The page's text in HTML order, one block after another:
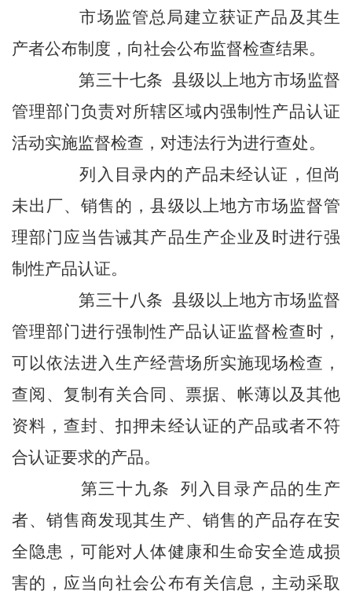
市场监管总局建立获证产品及其生
产者公布制度，向社会公布监督检查结果。
第三十七条 县级以上地方市场监督
管理部门负责对所辖区域内强制性产品认证
活动实施监督检查，对违法行为进行查处。
列入目录内的产品未经认证，但尚
未出厂、销售的，县级以上地方市场监督管
理部门应当告诫其产品生产企业及时进行强
制性产品认证。
第三十八条 县级以上地方市场监督
管理部门进行强制性产品认证监督检查时，
可以依法进入生产经营场所实施现场检查，
查阅、复制有关合同、票据、帐薄以及其他
资料，查封、扣押未经认证的产品或者不符
合认证要求的产品。
第三十九条 列入目录产品的生产
者、销售商发现其生产、销售的产品存在安
全隐患，可能对人体健康和生命安全造成损
害的，应当向社会公布有关信息，主动采取